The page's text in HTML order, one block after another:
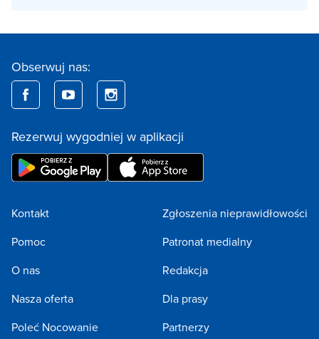
Obserwuj nas:
Rezerwuj wygodniej w aplikacji
Kontakt
Pomoc
O nas
Nasza oferta
Poleć Nocowanie
Zgłoszenia nieprawidłowości
Patronat medialny
Redakcja
Dla prasy
Partnerzy